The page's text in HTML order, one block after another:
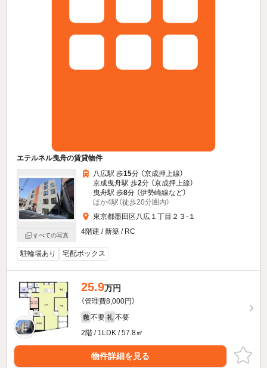
エテルネル曳舟の賃貸物件
すべての写真
八広駅 歩15分 （京成押上線）
京成曳舟駅 歩2分 （京成押上線）
曳舟駅 歩8分 （伊勢崎線など）
ほか4駅（徒歩20分圏内）
東京都墨田区八広１丁目２３-１
4階建 / 新築 / RC
駐輪場あり 宅配ボックス
25.9万円
（管理費8,000円）
敷 不要 礼 不要
2階 / 1LDK / 57.8㎡
物件詳細を見る